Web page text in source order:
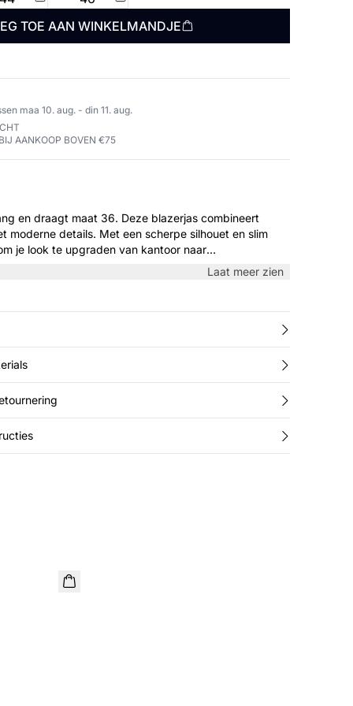
TOE AAN WINKELMANDJE
maa 10. aug. - din 11. aug.
AANKOOP BOVEN €75
36. Deze blazerjas combineert
moderne details. Met een scherpe silhouet en slim
je look te upgraden van kantoor naar
het binnen tijdens de koude maanden en buiten in
Laat meer zien